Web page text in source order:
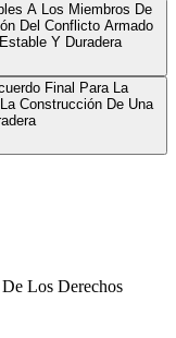
A Los Miembros De
Del Conflicto Armado
Y Duradera
Final Para La
Construcción De Una
Los Derechos